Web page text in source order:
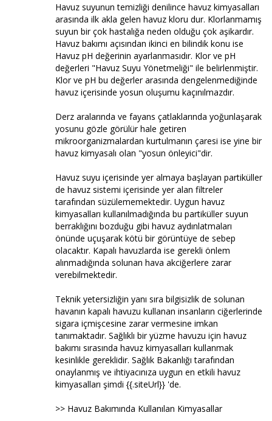
Havuz suyunun temizliği denilince havuz kimyasalları
arasında ilk akla gelen havuz kloru dur. Klorlanmamış
suyun bir çok hastalığa neden olduğu çok aşikardır.
Havuz bakımı açısından ikinci en bilindik konu ise
Havuz pH değerinin ayarlanmasıdır. Klor ve pH
değerleri "Havuz Suyu Yönetmeliği" ile belirlenmiştir.
Klor ve pH bu değerler arasında dengelenmediğinde
havuz içerisinde yosun oluşumu kaçınılmazdır.
Derz aralarında ve fayans çatlaklarında yoğunlaşarak
yosunu gözle görülür hale getiren
mikroorganizmalardan kurtulmanın çaresi ise yine bir
havuz kimyasalı olan "yosun önleyici"dir.
Havuz suyu içerisinde yer almaya başlayan partiküller
de havuz sistemi içerisinde yer alan filtreler
tarafından süzülememektedir. Uygun havuz
kimyasalları kullanılmadığında bu partiküller suyun
berraklığını bozduğu gibi havuz aydınlatmaları
önünde uçuşarak kötü bir görüntüye de sebep
olacaktır. Kapalı havuzlarda ise gerekli önlem
alınmadığında solunan hava akciğerlere zarar
verebilmektedir.
Teknik yetersizliğin yanı sıra bilgisizlik de solunan
havanın kapalı havuzu kullanan insanların ciğerlerinde
sigara içmişcesine zarar vermesine imkan
tanımaktadır. Sağlıklı bir yüzme havuzu için havuz
bakımı sırasında havuz kimyasalları kullanmak
kesinlikle gereklidir. Sağlık Bakanlığı tarafından
onaylanmış ve ihtiyacınıza uygun en etkili havuz
kimyasalları şimdi {{.siteUrl}} 'de.
>> Havuz Bakımında Kullanılan Kimyasallar